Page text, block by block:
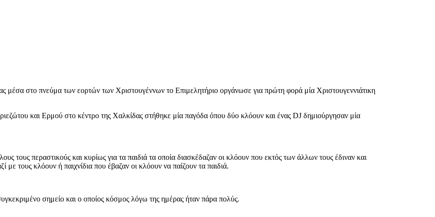
μέσα στο πνεύμα των εορτών των Χριστουγέννων το Επιμελητήριο οργάνωσε για πρώτη φορά μία Χριστουγεννιάτικη
και Ερμού στο κέντρο της Χαλκίδας στήθηκε μία παγόδα όπου δύο κλόουν και ένας DJ δημιούργησαν μία
τους περαστικούς και κυρίως για τα παιδιά τα οποία διασκέδαζαν οι κλόουν που εκτός των άλλων τους έδιναν και
τους κλόουν ή παιχνίδια που έβαζαν οι κλόουν να παίζουν τα παιδιά.
σημείο και ο οποίος κόσμος λόγω της ημέρας ήταν πάρα πολύς.